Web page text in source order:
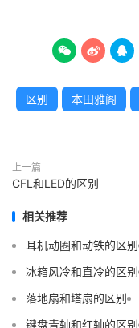
  
区别 本田雅阁
上一篇
CFL和LED的区别
相关推荐
耳机动圈和动铁的区别
冰箱风冷和直冷的区别
落地扇和塔扇的区别
键盘青轴和红轴的区别